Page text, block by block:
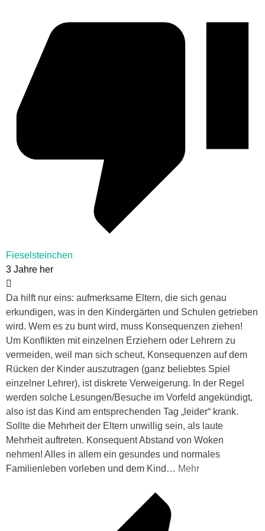
Fieselsteinchen
3 Jahre her
Da hilft nur eins: aufmerksame Eltern, die sich genau
erkundigen, was in den Kindergärten und Schulen getrieben
wird. Wem es zu bunt wird, muss Konsequenzen ziehen!
Um Konflikten mit einzelnen Erziehern oder Lehrern zu
vermeiden, weil man sich scheut, Konsequenzen auf dem
Rücken der Kinder auszutragen (ganz beliebtes Spiel
einzelner Lehrer), ist diskrete Verweigerung. In der Regel
werden solche Lesungen/Besuche im Vorfeld angekündigt,
also ist das Kind am entsprechenden Tag „leider“ krank.
Sollte die Mehrheit der Eltern unwillig sein, als laute
Mehrheit auftreten. Konsequent Abstand von Woken
nehmen! Alles in allem ein gesundes und normales
Familienleben vorleben und dem Kind … Mehr